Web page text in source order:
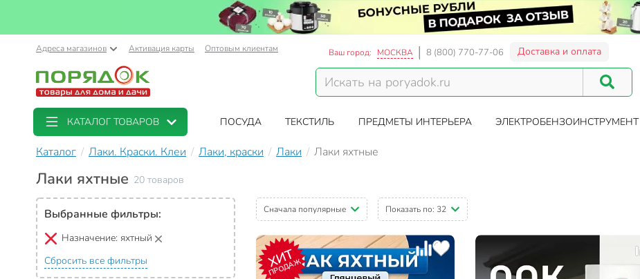
Адреса магазинов Активация карты Оптовым клиентам Ваш город: МОСКВА 8 (800) 770-77-06 Доставка и оплата
КАТАЛОГ ТОВАРОВ ПОСУДА ТЕКСТИЛЬ ПРЕДМЕТЫ ИНТЕРЬЕРА ЭЛЕКТРОБЕНЗОИНСТРУМЕНТ
Каталог Лаки. Краски. Клеи Лаки, краски Лаки Лаки яхтные
Лаки яхтные 20 товаров
Выбранные фильтры:
Назначение: яхтный
Сбросить все фильтры
Сначала популярные Показать по: 32
ХИТ
ПРОДАЖ